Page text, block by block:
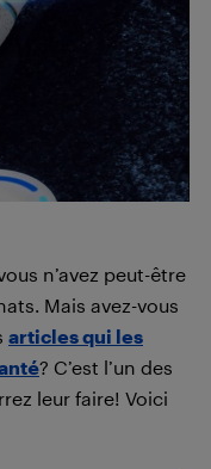
n’avez peut-être
Mais avez-vous
articles qui les
? C’est l’un des
leur faire! Voici